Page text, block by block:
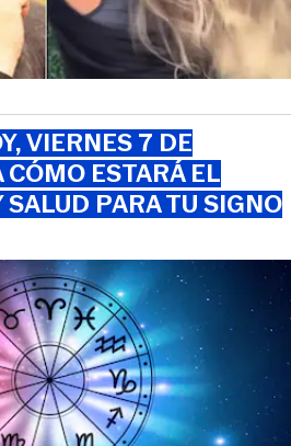
VIERNES 7 DE
ESTARÁ EL
PARA TU SIGNO